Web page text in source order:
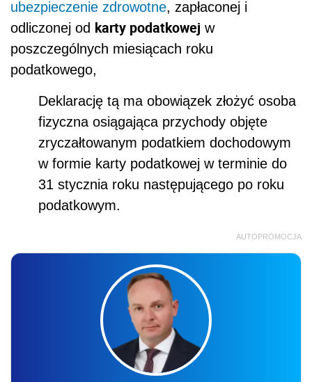
ubezpieczenie zdrowotne, zapłaconej i
odliczonej od karty podatkowej w
poszczególnych miesiącach roku
podatkowego,
Deklarację tą ma obowiązek złożyć osoba
fizyczna osiągająca przychody objęte
zryczałtowanym podatkiem dochodowym
w formie karty podatkowej w terminie do
31 stycznia roku następującego po roku
podatkowym.
AUTOPROMOCJA